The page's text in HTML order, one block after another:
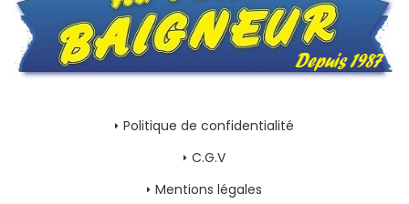
Politique de confidentialité
C.G.V
Mentions légales